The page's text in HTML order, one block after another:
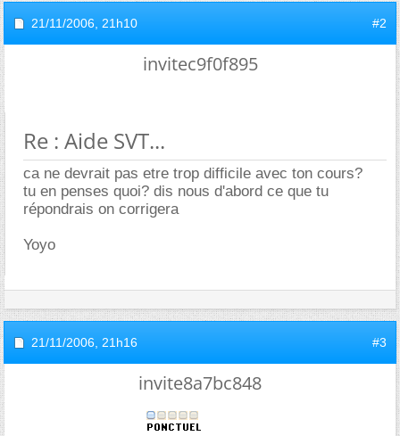
21/11/2006, 21h10 #2
invitec9f0f895
Re : Aide SVT...
ca ne devrait pas etre trop difficile avec ton cours?
tu en penses quoi? dis nous d'abord ce que tu
répondrais on corrigera
Yoyo
21/11/2006, 21h16 #3
invite8a7bc848